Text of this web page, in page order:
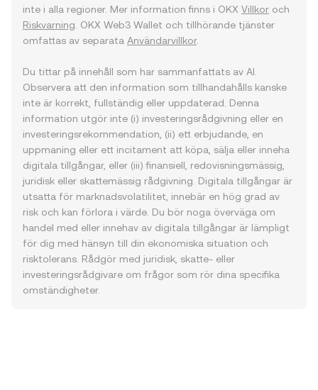
inte i alla regioner. Mer information finns i OKX Villkor och
Riskvarning . OKX Web3 Wallet och tillhörande tjänster
omfattas av separata Användarvillkor.
Du tittar på innehåll som har sammanfattats av AI.
Observera att den information som tillhandahålls kanske
inte är korrekt, fullständig eller uppdaterad. Denna
information utgör inte (i) investeringsrådgivning eller en
investeringsrekommendation, (ii) ett erbjudande, en
uppmaning eller ett incitament att köpa, sälja eller inneha
digitala tillgångar, eller (iii) finansiell, redovisningsmässig,
juridisk eller skattemässig rådgivning. Digitala tillgångar är
utsatta för marknadsvolatilitet, innebär en hög grad av
risk och kan förlora i värde. Du bör noga överväga om
handel med eller innehav av digitala tillgångar är lämpligt
för dig med hänsyn till din ekonomiska situation och
risktolerans. Rådgör med juridisk, skatte- eller
investeringsrådgivare om frågor som rör dina specifika
omständigheter.